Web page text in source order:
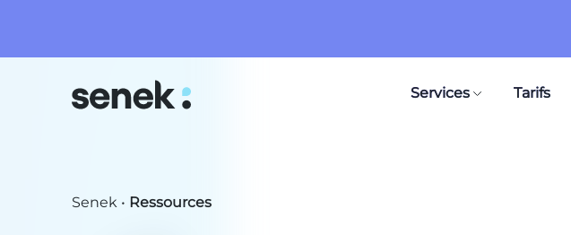
Services Tarifs
Senek • Ressources